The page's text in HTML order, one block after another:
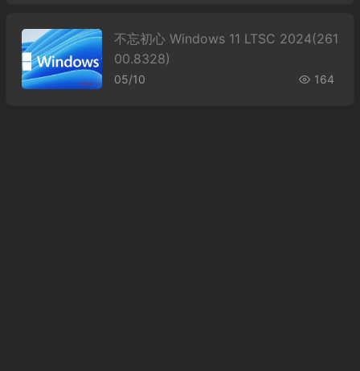
不忘初心 Windows 11 LTSC 2024(261
00.8328)
05/10 164